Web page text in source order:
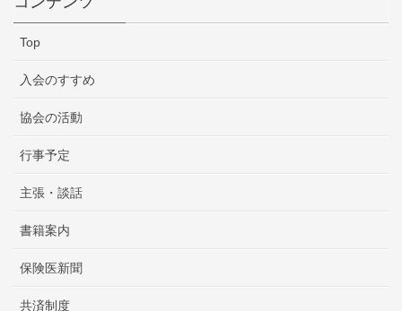
Top
入会のすすめ
協会の活動
行事予定
主張・談話
書籍案内
保険医新聞
共済制度